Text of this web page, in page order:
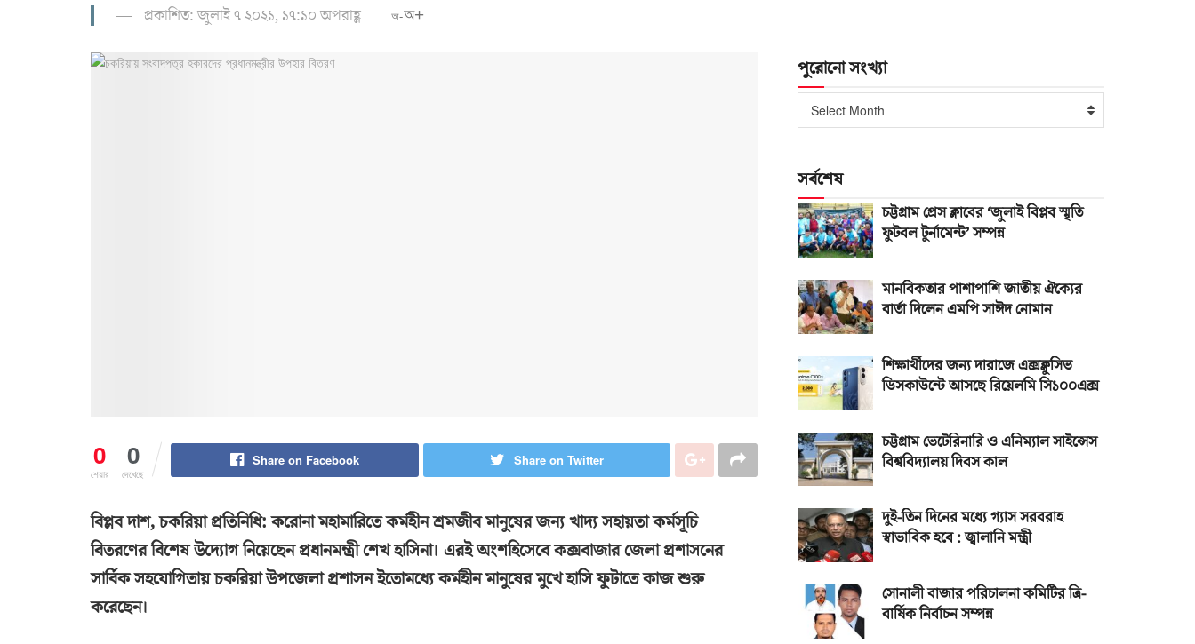
প্রকাশিত: জুলাই ৭ ২০২১, ১৭:১০ অপরাহ্ণ অ-অ+
0
শেয়ার
0
দেখেছে
Share on Facebook Share on Twitter
বিপ্লব দাশ, চকরিয়া প্রতিনিধি: করোনা মহামারিতে কর্মহীন শ্রমজীব মানুষের জন্য খাদ্য সহায়তা কর্মসূচি
বিতরণের বিশেষ উদ্যোগ নিয়েছেন প্রধানমন্ত্রী শেখ হাসিনা। এরই অংশহিসেবে কক্সবাজার জেলা প্রশাসনের
সার্বিক সহযোগিতায় চকরিয়া উপজেলা প্রশাসন ইতোমধ্যে কর্মহীন মানুষের মুখে হাসি ফুটাতে কাজ শুরু
করেছেন।
পুরোনো সংখ্যা
পুরোনো
সংখ্যা
Select Month
সর্বশেষ
চট্টগ্রাম প্রেস ক্লাবের ‘জুলাই বিপ্লব স্মৃতি
ফুটবল টুর্নামেন্ট’ সম্পন্ন
মানবিকতার পাশাপাশি জাতীয় ঐক্যের
বার্তা দিলেন এমপি সাঈদ নোমান
শিক্ষার্থীদের জন্য দারাজে এক্সক্লুসিভ
ডিসকাউন্টে আসছে রিয়েলমি সি১০০এক্স
চট্টগ্রাম ভেটেরিনারি ও এনিম্যাল সাইন্সেস
বিশ্ববিদ্যালয় দিবস কাল
দুই-তিন দিনের মধ্যে গ্যাস সরবরাহ
স্বাভাবিক হবে : জ্বালানি মন্ত্রী
সোনালী বাজার পরিচালনা কমিটির ত্রি-
বার্ষিক নির্বাচন সম্পন্ন